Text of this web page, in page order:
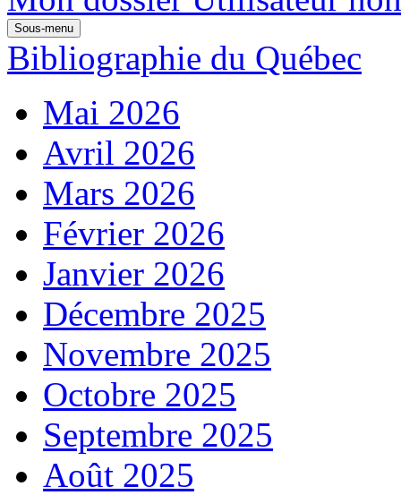
Sous-menu
Bibliographie du Québec
Mai 2026
Avril 2026
Mars 2026
Février 2026
Janvier 2026
Décembre 2025
Novembre 2025
Octobre 2025
Septembre 2025
Août 2025